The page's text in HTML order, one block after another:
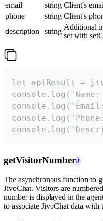
email
string Client's
phone
string Client's
description
string
Additional
set with
let apiResult =
getVisitorNumber#
The asynchronous function to
JivoChat. Visitors are
number is displayed in the
to associate JivoChat data with